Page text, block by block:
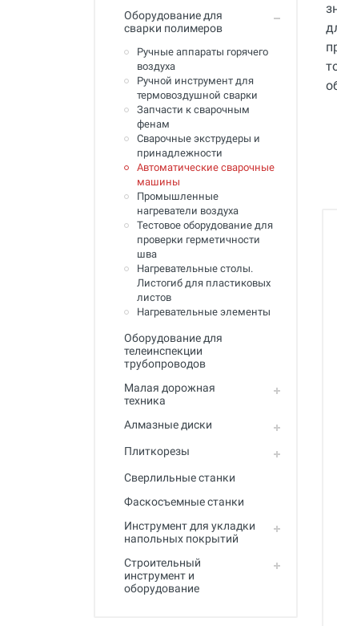
Фаскосъемные станки
Инструмент для укладки
напольных покрытий
Строительный инструмент и
оборудование
Полный каталог
Оборудование для
сварки полимеров
Ручные аппараты горячего
воздуха
Ручной инструмент для
термовоздушной сварки
Запчасти к сварочным
фенам
Сварочные экструдеры и
принадлежности
Автоматические сварочные
машины
Промышленные
нагреватели воздуха
Тестовое оборудование для
проверки герметичности
шва
Нагревательные столы.
Листогиб для пластиковых
листов
Нагревательные элементы
Оборудование для
телеинспекции
трубопроводов
Малая дорожная
техника
Алмазные диски
Плиткорезы
Сверлильные станки
Фаскосъемные станки
Инструмент для укладки
напольных покрытий
Строительный
инструмент и
оборудование